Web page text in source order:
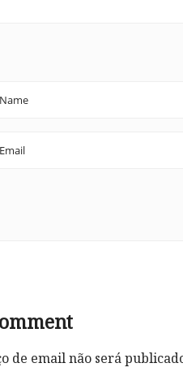
de email não será